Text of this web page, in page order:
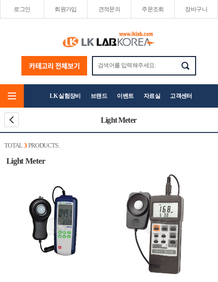
로그인 회원가입 견적문의 주문조회 장바구니
LK 실험장비 브랜드 이벤트 자료실 고객센터
Light Meter
TOTAL3 PRODUCTS.
Light Meter